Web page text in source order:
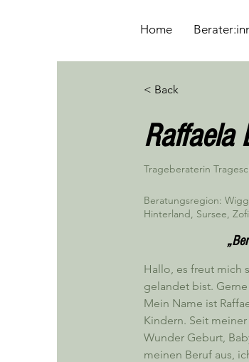
Home
< Back
Raffaela
Trageberaterin
Beratungsregion:
Hinterland, Sursee,
Hallo, es freut mich
gelandet bist.
Mein Name ist
Kindern. Seit
Wunder Geburt,
meinen Beruf aus,